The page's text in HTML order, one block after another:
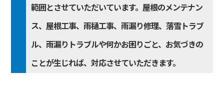
範囲とさせていただいています。屋根のメンテナン
ス、屋根工事、雨樋工事、雨漏り修理、落雪トラブ
ル、雨漏りトラブルや何かお困りごと、お気づきの
ことが生じれば、対応させていただきます。